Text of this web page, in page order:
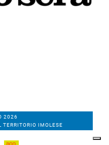
2026
TERRITORIO IMOLESE